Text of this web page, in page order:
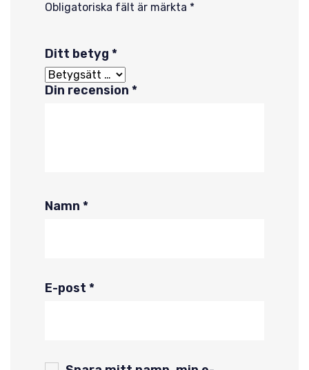
Obligatoriska fält är märkta *
Ditt betyg *
Din recension *
Namn *
E-post *